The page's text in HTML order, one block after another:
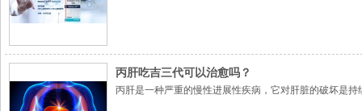
没有出现严重的副作用。
丙肝吃吉三代可以治愈吗？
丙肝是一种严重的慢性进展性疾病，它对肝脏的破坏是